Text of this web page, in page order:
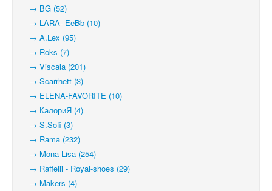
→ BG (52)
→ LARA- EeBb (10)
→ A.Lex (95)
→ Roks (7)
→ Viscala (201)
→ Scarrhett (3)
→ ELENA-FAVORITE (10)
→ КалориЯ (4)
→ S.Sofi (3)
→ Rama (232)
→ Mona Lisa (254)
→ Raffelli - Royal-shoes (29)
→ Makers (4)